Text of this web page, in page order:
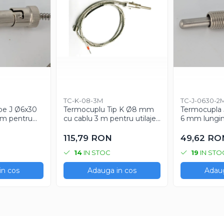
J Ø6x30
pentru
cos
TC-K-08-3M
Termocuplu Tip K Ø8 mm
cu cablu 3 m pentru utilaje
115,79 RON
14 IN STOC
Adauga in cos
TC-J-0630-
Termocupla
6 mm
49,62
19 IN